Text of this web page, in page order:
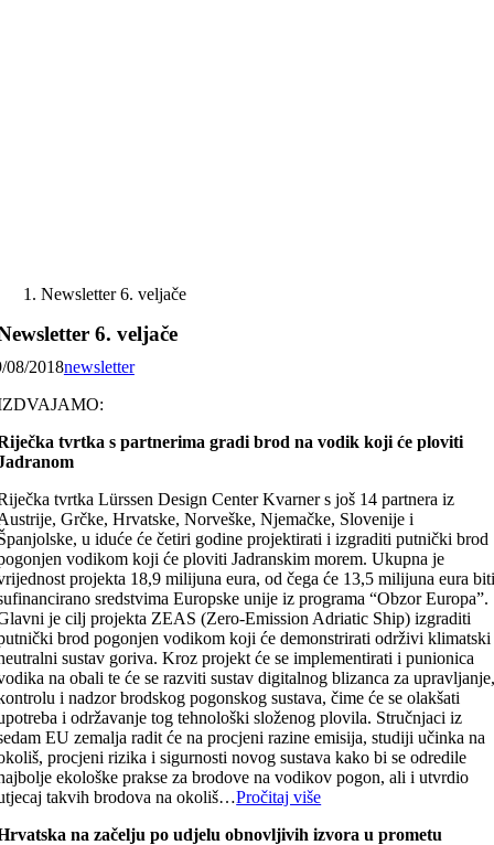
Newsletter 6. veljače
6. veljače
08/2018newsletter
tvrtka s partnerima gradi brod na vodik koji će ploviti
tvrtka Lürssen Design Center Kvarner s još 14 partnera iz
Grčke, Hrvatske, Norveške, Njemačke, Slovenije i
u iduće će četiri godine projektirati i izgraditi putnički brod
vodikom koji će ploviti Jadranskim morem. Ukupna je
projekta 18,9 milijuna eura, od čega će 13,5 milijuna eura
sredstvima Europske unije iz programa “Obzor Europa”.
je cilj projekta ZEAS (Zero-Emission Adriatic Ship) izgraditi
brod pogonjen vodikom koji će demonstrirati održivi klimatski
sustav goriva. Kroz projekt će se implementirati i punionica
na obali te će se razviti sustav digitalnog blizanca za
i nadzor brodskog pogonskog sustava, čime će se olakšati
i održavanje tog tehnološki složenog plovila. Stručnjaci iz
EU zemalja radit će na procjeni razine emisija, studiji učinka na
procjeni rizika i sigurnosti novog sustava kako bi se odredile
ekološke prakse za brodove na vodikov pogon, ali i utvrdio
takvih brodova na okoliš…Pročitaj više
na začelju po udjelu obnovljivih izvora u prometu